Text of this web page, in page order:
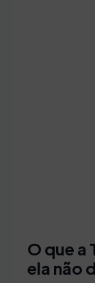
O que a
ela não